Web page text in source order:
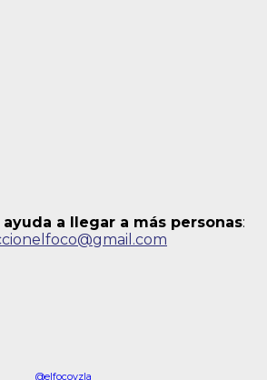
a llegar a más personas:
@elfocovzla